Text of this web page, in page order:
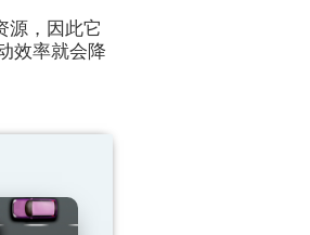
源，因此它
效率就会降